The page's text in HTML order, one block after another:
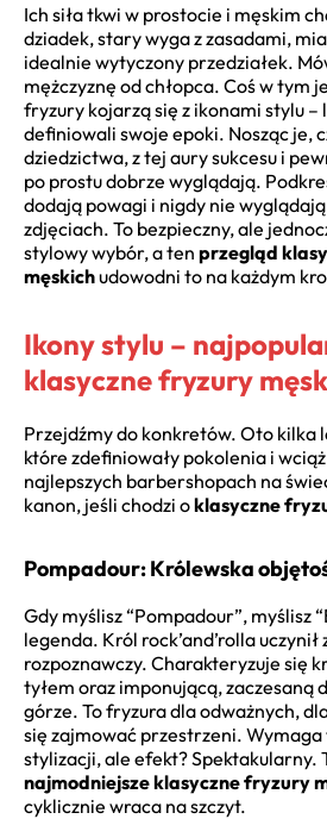
Ich siła tkwi w prostocie i męskim
dziadek, stary wyga z zasadami,
idealnie wytyczony przedziałek.
mężczyznę od chłopca. Coś w tym
fryzury kojarzą się z ikonami stylu –
definiowali swoje epoki. Nosząc je,
dziedzictwa, z tej aury sukcesu i
po prostu dobrze wyglądają.
dodają powagi i nigdy nie
zdjęciach. To bezpieczny, ale
stylowy wybór, a ten przegląd
męskichudowodni to na każdym
Ikony stylu –
klasyczne fryzury
Przejdźmy do konkretów. Oto kilka
które zdefiniowały pokolenia i
najlepszych barbershopach na
kanon, jeśli chodzi oklasyczne
Pompadour: Królewska
Gdy myślisz “Pompadour”, myślisz
legenda. Król rock’and’rolla uczynił
rozpoznawczy. Charakteryzuje się
tyłem oraz imponującą, zaczesaną
górze. To fryzura dla odważnych,
się zajmować przestrzeni.
stylizacji, ale efekt? Spektakularny.
najmodniejsze klasyczne fryzury
cyklicznie wraca na szczyt.